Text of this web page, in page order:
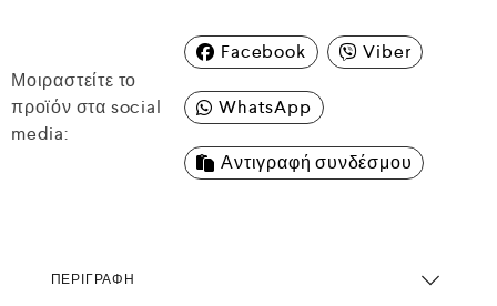
Μοιραστείτε το
προϊόν στα social
media:
Facebook Viber
WhatsApp
Αντιγραφή συνδέσμου
ΠΕΡΙΓΡΑΦΉ